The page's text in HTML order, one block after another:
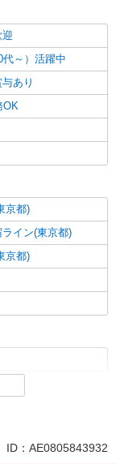
代～）活躍中
あり
OK
京都)
ライン(東京都)
京都)
ID：AE0805843932